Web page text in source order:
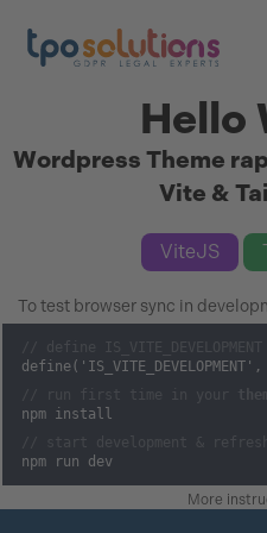
Hello
Wordpress Theme
Vite &
ViteJS
To test browser sync in
define('IS_VITE_DEVELOPMENT',
npm install
npm run dev
More